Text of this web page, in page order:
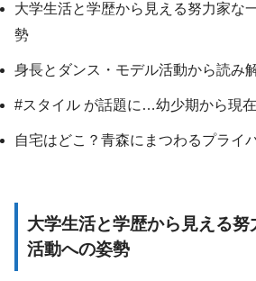
大学生活と学歴から見える努力家な
勢
身長とダンス・モデル活動から読み
#スタイル が話題に…幼少期から現
自宅はどこ？青森にまつわるプライ
大学生活と学歴から見える
活動への姿勢